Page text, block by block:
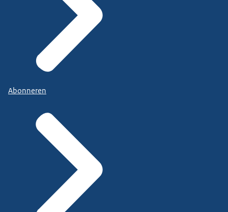
Abonneren